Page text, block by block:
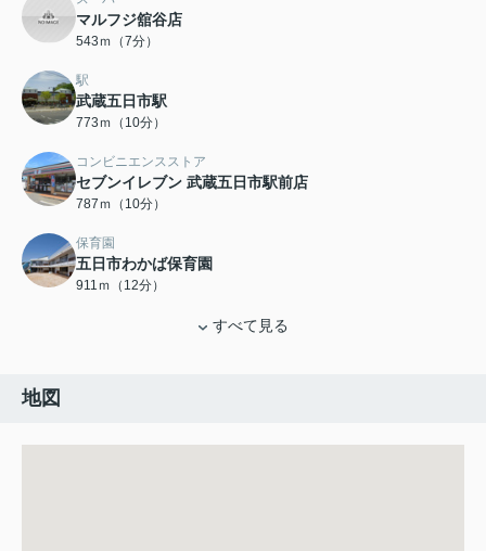
マルフジ舘谷店
543ｍ（7分）
駅
武蔵五日市駅
773ｍ（10分）
コンビニエンスストア
セブンイレブン 武蔵五日市駅前店
787ｍ（10分）
保育園
五日市わかば保育園
911ｍ（12分）
すべて見る
地図